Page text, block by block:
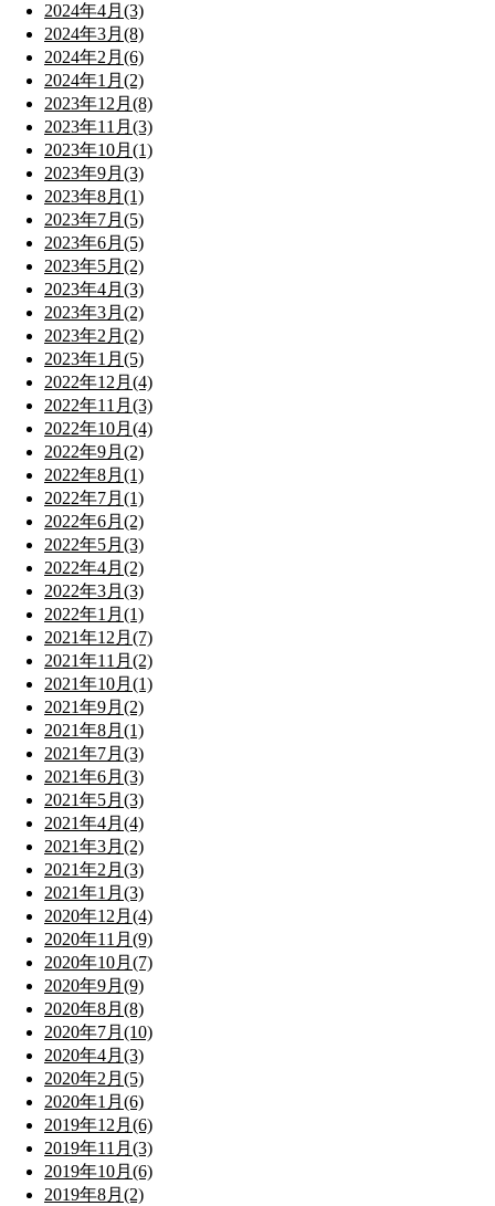
2024年4月(3)
2024年3月(8)
2024年2月(6)
2024年1月(2)
2023年12月(8)
2023年11月(3)
2023年10月(1)
2023年9月(3)
2023年8月(1)
2023年7月(5)
2023年6月(5)
2023年5月(2)
2023年4月(3)
2023年3月(2)
2023年2月(2)
2023年1月(5)
2022年12月(4)
2022年11月(3)
2022年10月(4)
2022年9月(2)
2022年8月(1)
2022年7月(1)
2022年6月(2)
2022年5月(3)
2022年4月(2)
2022年3月(3)
2022年1月(1)
2021年12月(7)
2021年11月(2)
2021年10月(1)
2021年9月(2)
2021年8月(1)
2021年7月(3)
2021年6月(3)
2021年5月(3)
2021年4月(4)
2021年3月(2)
2021年2月(3)
2021年1月(3)
2020年12月(4)
2020年11月(9)
2020年10月(7)
2020年9月(9)
2020年8月(8)
2020年7月(10)
2020年4月(3)
2020年2月(5)
2020年1月(6)
2019年12月(6)
2019年11月(3)
2019年10月(6)
2019年8月(2)